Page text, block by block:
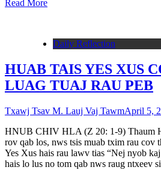
Read More
Daily Reflection
HUAB TAIS YES XUS
LUAG TUAJ RAU PEB
Txawj Tsav M. Lauj Vaj TawmApril 5,
HNUB CHIV HLA (Z 20: 1-9) Thaum
rov qab los, nws tsis muab txim rau cov
Yes Xus hais rau lawv tias “Nej nyob
hais lo lus no tom qab nws raug ntxeev